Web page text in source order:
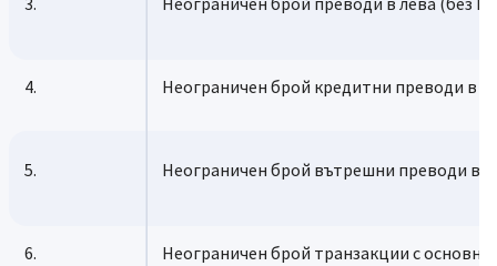
4. Неограничен брой кредитни преводи в
5. Неограничен брой вътрешни преводи в
6. Неограничен брой транзакции с